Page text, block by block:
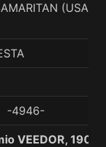
(USA)-
-4946-
VEEDOR, 1900